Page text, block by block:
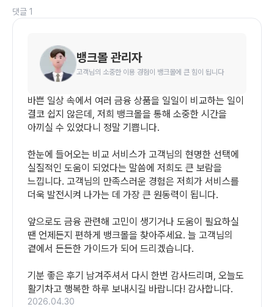
댓글 1
뱅크몰 관리자
고객님의 소중한 이용 경험이 뱅크몰에 큰 힘이 됩니다
바쁜 일상 속에서 여러 금융 상품을 일일이 비교하는 일이
결코 쉽지 않은데, 저희 뱅크몰을 통해 소중한 시간을
아끼실 수 있었다니 정말 기쁩니다.
한눈에 들어오는 비교 서비스가 고객님의 현명한 선택에
실질적인 도움이 되었다는 말씀에 저희도 큰 보람을
느낍니다. 고객님의 만족스러운 경험은 저희가 서비스를
더욱 발전시켜 나가는 데 가장 큰 원동력이 됩니다.
앞으로도 금융 관련해 고민이 생기거나 도움이 필요하실
땐 언제든지 편하게 뱅크몰을 찾아주세요. 늘 고객님의
곁에서 든든한 가이드가 되어 드리겠습니다.
기분 좋은 후기 남겨주셔서 다시 한번 감사드리며, 오늘도
활기차고 행복한 하루 보내시길 바랍니다! 감사합니다.
2026.04.30